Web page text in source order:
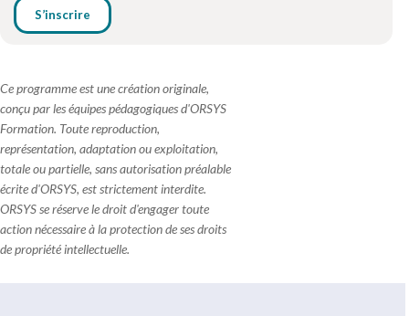
S’inscrire
Ce programme est une création originale,
conçu par les équipes pédagogiques d'ORSYS
Formation. Toute reproduction,
représentation, adaptation ou exploitation,
totale ou partielle, sans autorisation préalable
écrite d'ORSYS, est strictement interdite.
ORSYS se réserve le droit d'engager toute
action nécessaire à la protection de ses droits
de propriété intellectuelle.